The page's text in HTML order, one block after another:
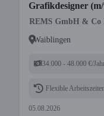
Grafikdesigner
REMS GmbH & Co
Waiblingen
34.000 - 48.000 €/
Flexible Arbeitszeiten
05.08.2026